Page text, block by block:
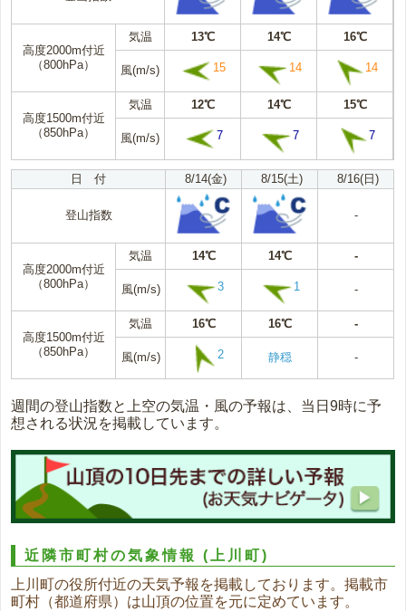
高度2000m付近
（800hPa）
気温 13℃ 14℃ 16℃
風(m/s) 15 14 14
高度1500m付近
（850hPa）
気温 12℃ 14℃ 15℃
風(m/s) 7 7 7
日 付 8/14(金) 8/15(土) 8/16(日)
登山指数 -
高度2000m付近
（800hPa）
気温 14℃ 14℃ -
風(m/s) 3 1 -
高度1500m付近
（850hPa）
気温 16℃ 16℃ -
風(m/s) 2 静穏 -
週間の登山指数と上空の気温・風の予報は、当日9時に予
想される状況を掲載しています。
近隣市町村の気象情報(上川町)
上川町の役所付近の天気予報を掲載しております。掲載市
町村（都道府県）は山頂の位置を元に定めています。